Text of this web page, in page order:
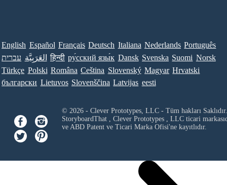
English Español Français Deutsch Italiana Nederlands Português
עברית العَرَبِيَّة हिन्दी ру́сский язы́к Dansk Svenska Suomi Norsk
Türkçe Polski Româna Ceština Slovenský Magyar Hrvatski
български Lietuvos Slovenščina Latvijas eesti
© 2026 - Clever Prototypes, LLC - Tüm hakları Saklıdır.
StoryboardThat , Clever Prototypes , LLCticari
ve ABD Patent ve Ticari Marka Ofisi'ne kayıtlıdır.